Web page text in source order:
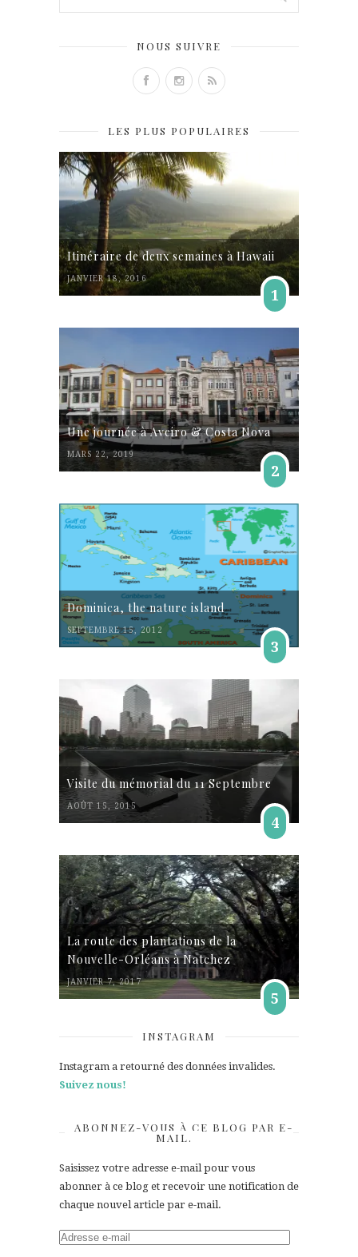
NOUS SUIVRE
LES PLUS POPULAIRES
Itinéraire de deux semaines à Hawaii
JANVIER 18, 2016
1
Une journée à Aveiro & Costa Nova
MARS 22, 2019
2
Dominica, the nature island
SEPTEMBRE 15, 2012
3
Visite du mémorial du 11 Septembre
AOÛT 15, 2015
4
La route des plantations de la
Nouvelle-Orléans à Natchez
JANVIER 7, 2017
5
INSTAGRAM
Instagram a retourné des données invalides.
Suivez nous!
ABONNEZ-VOUS À CE BLOG PAR E-
MAIL.
Saisissez votre adresse e-mail pour vous
abonner à ce blog et recevoir une notification de
chaque nouvel article par e-mail.
Adresse